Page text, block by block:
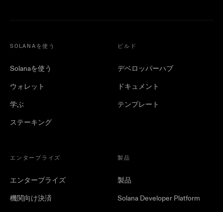
SOLANAを使う
Solanaを使う
ウォレット
学ぶ
ステーキング
ビルド
デベロッパーハブ
ドキュメント
テンプレート
エンタープライズ
エンタープライズ
機関向け決済
製品
製品
Solana Developer Platform